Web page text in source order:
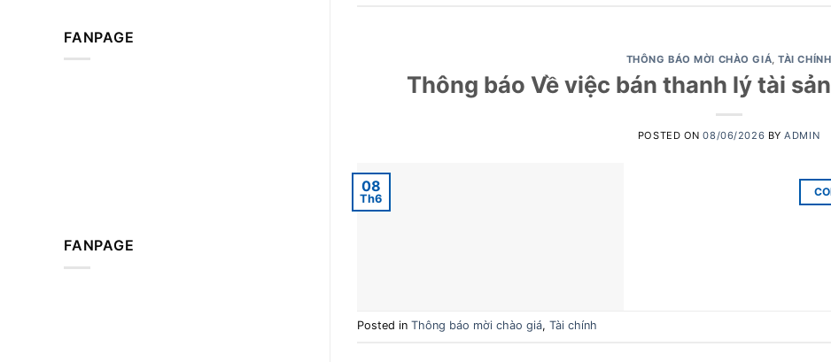
FANPAGE
FANPAGE
THÔNG BÁO MỜI CHÀO GIÁ,TÀI CHÍNH
Thông báo Về việc bán thanh lý tài
POSTED ON08/06/2026 BYADMIN
08
Th6
Posted in Thông báo mời chào giá, Tài chính